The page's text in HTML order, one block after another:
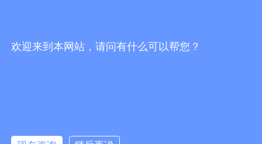
欢迎来到本网站，请问有什么可以帮您？